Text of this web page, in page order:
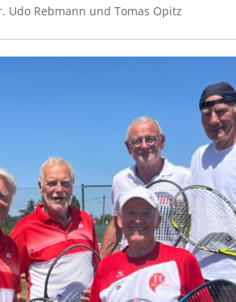
Udo Rebmann und Tomas Opitz